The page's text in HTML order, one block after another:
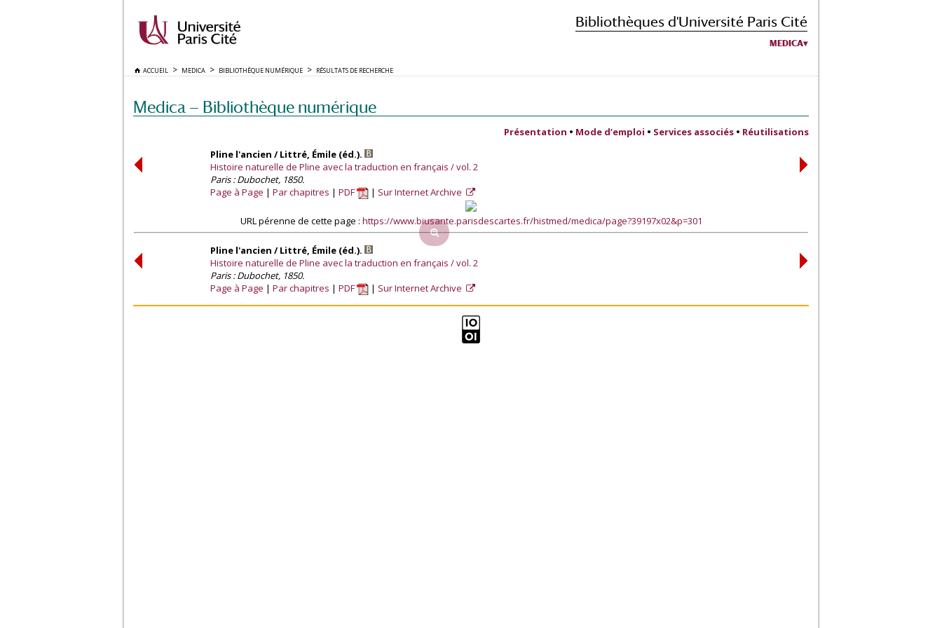
Bibliothèques d'Université Paris Cité
MEDICA
ACCUEIL MEDICA BIBLIOTHÈQUE NUMÉRIQUE RÉSULTATS DE RECHERCHE
Medica — Bibliothèque numérique
Présentation • Mode d’emploi • Services associés • Réutilisations
Pline l'ancien / Littré, Émile (éd.).
Histoire naturelle de Pline avec la traduction en français / vol. 2
Paris : Dubochet, 1850.
Page à Page
Par chapitres PDF Sur Internet Archive
URL pérenne de cette page : https://www.biusante.parisdescartes.fr/histmed/medica/page?39197x02&p=301
Pline l'ancien / Littré, Émile (éd.).
Histoire naturelle de Pline avec la traduction en français / vol. 2
Paris : Dubochet, 1850.
Page à Page
Par chapitres PDF Sur Internet Archive